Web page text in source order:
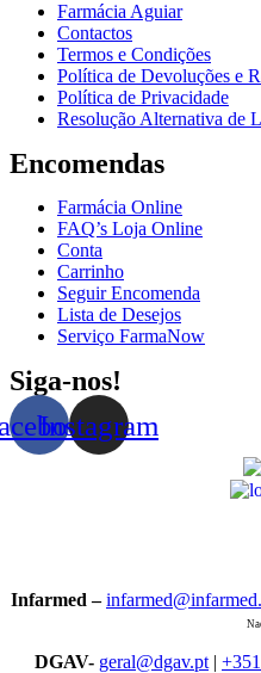
Farmácia Aguiar
Contactos
Termos e Condições
Política de Devoluções e
Política de Privacidade
Resolução Alternativa de
Encomendas
Farmácia Online
FAQ’s Loja Online
Conta
Carrinho
Seguir Encomenda
Lista de Desejos
Serviço FarmaNow
Siga-nos!
Instagram
Infarmed –
DGAV- geral@dgav.pt |